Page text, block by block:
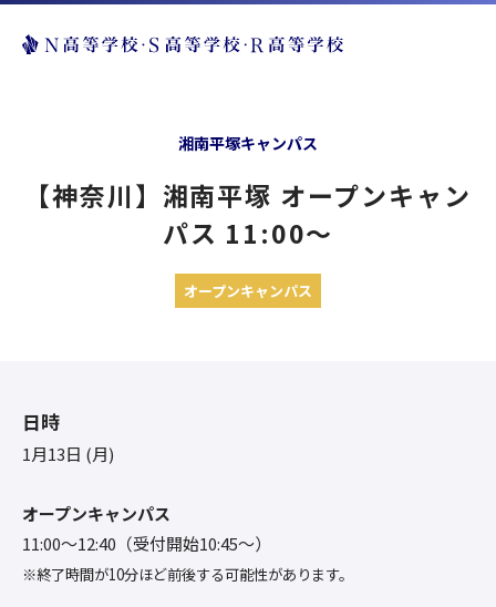
湘南平塚キャンパス
【神奈川】湘南平塚 オープンキャン
パス 11:00〜
オープンキャンパス
日時
1月13日 (月)
オープンキャンパス
11:00〜12:40（受付開始10:45～）
※終了時間が10分ほど前後する可能性があります。